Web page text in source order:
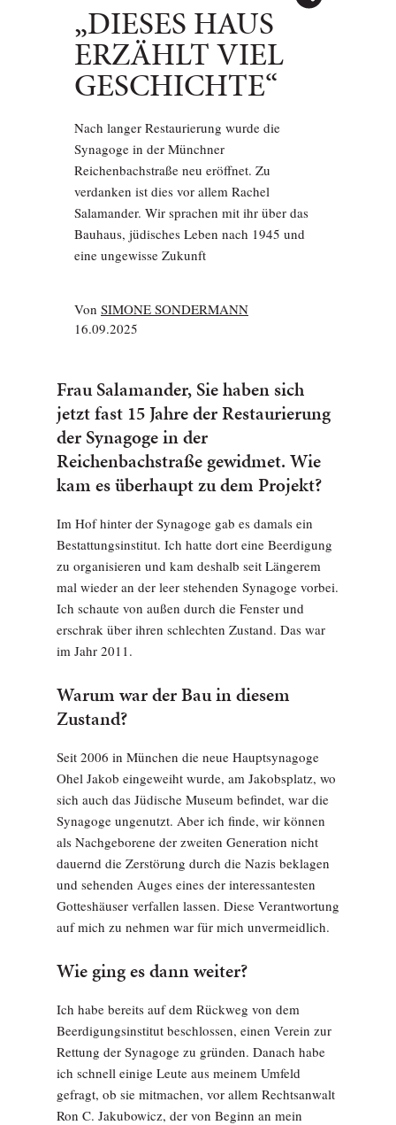
„DIESES HAUS
ERZÄHLT VIEL
GESCHICHTE“
Nach langer Restaurierung wurde die
Synagoge in der Münchner
Reichenbachstraße neu eröffnet. Zu
verdanken ist dies vor allem Rachel
Salamander. Wir sprachen mit ihr über das
Bauhaus, jüdisches Leben nach 1945 und
eine ungewisse Zukunft
Von SIMONE SONDERMANN
16.09.2025
Frau Salamander, Sie haben sich
jetzt fast 15 Jahre der Restaurierung
der Synagoge in der
Reichenbachstraße gewidmet. Wie
kam es überhaupt zu dem Projekt?
Im Hof hinter der Synagoge gab es damals ein
Bestattungsinstitut. Ich hatte dort eine Beerdigung
zu organisieren und kam deshalb seit Längerem
mal wieder an der leer stehenden Synagoge vorbei.
Ich schaute von außen durch die Fenster und
erschrak über ihren schlechten Zustand. Das war
im Jahr 2011.
Warum war der Bau in diesem
Zustand?
Seit 2006 in München die neue Hauptsynagoge
Ohel Jakob eingeweiht wurde, am Jakobsplatz, wo
sich auch das Jüdische Museum befindet, war die
Synagoge ungenutzt. Aber ich finde, wir können
als Nachgeborene der zweiten Generation nicht
dauernd die Zerstörung durch die Nazis beklagen
und sehenden Auges eines der interessantesten
Gotteshäuser verfallen lassen. Diese Verantwortung
auf mich zu nehmen war für mich unvermeidlich.
Wie ging es dann weiter?
Ich habe bereits auf dem Rückweg von dem
Beerdigungsinstitut beschlossen, einen Verein zur
Rettung der Synagoge zu gründen. Danach habe
ich schnell einige Leute aus meinem Umfeld
gefragt, ob sie mitmachen, vor allem Rechtsanwalt
Ron C. Jakubowicz, der von Beginn an mein